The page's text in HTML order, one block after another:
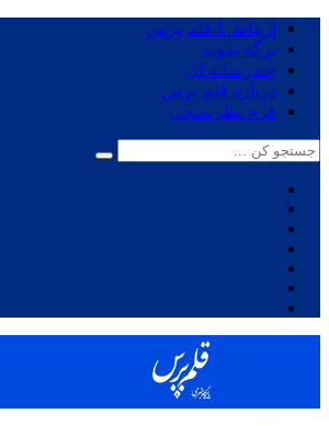
ارتباط با قلم پرس
برگه نمونه
چندرسانه ای
درباره قلم پرس
فرم نظرسنجی